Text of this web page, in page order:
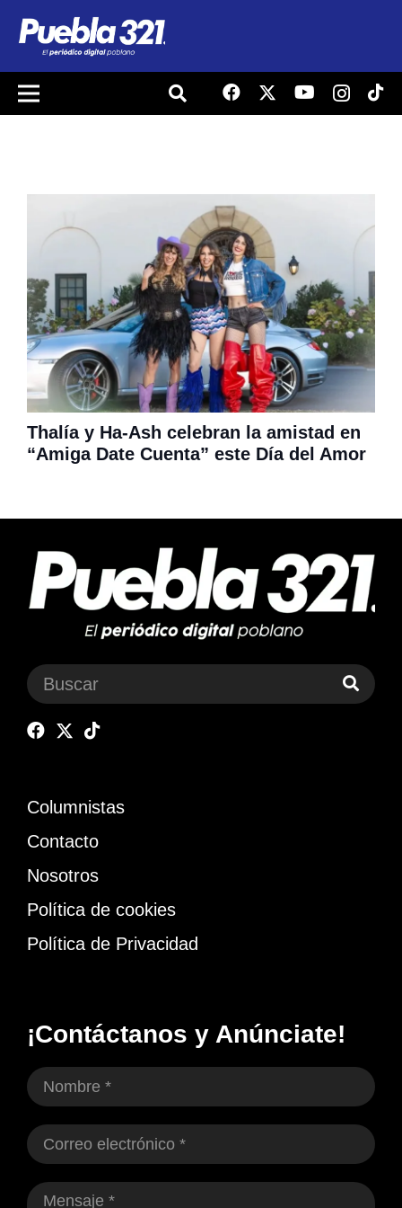
Thalía y Ha-Ash celebran la amistad en
“Amiga Date Cuenta” este Día del Amor
Columnistas
Contacto
Nosotros
Política de cookies
Política de Privacidad
¡Contáctanos y Anúnciate!